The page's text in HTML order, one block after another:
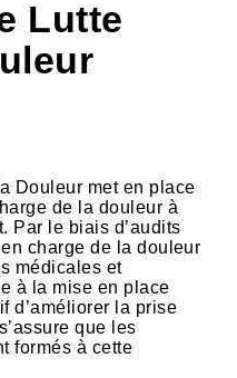
Lutte
Douleur met en place
de la douleur à
Par le biais d’audits
charge de la douleur
médicales et
à la mise en place
d’améliorer la prise
que les
formés à cette